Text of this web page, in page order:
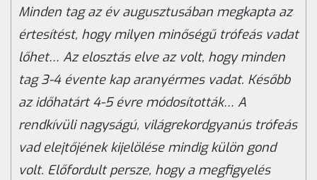
Minden tag az év augusztusában megkapta az
értesítést, hogy milyen minőségű trófeás vadat
lőhet… Az elosztás elve az volt, hogy minden
tag 3-4 évente kap aranyérmes vadat. Később
az időhatárt 4-5 évre módosították… A
rendkívüli nagyságú, világrekordgyanús trófeás
vad elejtőjének kijelölése mindig külön gond
volt. Előfordult persze, hogy a megfigyelés